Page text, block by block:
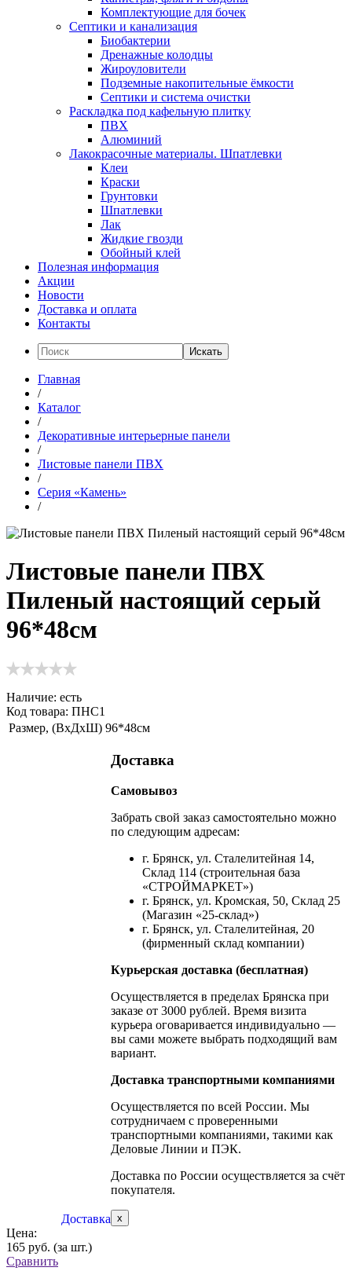
Комплектующие для бочек
Септики и канализация
Биобактерии
Дренажные колодцы
Жироуловители
Подземные накопительные ёмкости
Септики и система очистки
Раскладка под кафельную плитку
ПВХ
Алюминий
Лакокрасочные материалы. Шпатлевки
Клеи
Краски
Грунтовки
Шпатлевки
Лак
Жидкие гвозди
Обойный клей
Полезная информация
Акции
Новости
Доставка и оплата
Контакты
Искать
Главная
/
Каталог
/
Декоративные интерьерные панели
/
Листовые панели ПВХ
/
Серия «Камень»
/
Листовые панели ПВХ
Пиленый настоящий серый
96*48см
Наличие: есть
Код товара: ПНС1
Размер, (ВхДхШ) 96*48см
Доставка
Доставка
Самовывоз
Забрать свой заказ самостоятельно можно
по следующим адресам:
г. Брянск, ул. Сталелитейная 14,
Склад 114 (строительная база
«СТРОЙМАРКЕТ»)
г. Брянск, ул. Кромская, 50, Склад 25
(Магазин «25-склад»)
г. Брянск, ул. Сталелитейная, 20
(фирменный склад компании)
Курьерская доставка (бесплатная)
Осуществляется в пределах Брянска при
заказе от 3000 рублей. Время визита
курьера оговаривается индивидуально —
вы сами можете выбрать подходящий вам
вариант.
Доставка транспортными компаниями
Осуществляется по всей России. Мы
сотрудничаем с проверенными
транспортными компаниями, такими как
Деловые Линии и ПЭК.
Доставка по России осуществляется за счёт
покупателя.
x
Цена:
165 руб. (за шт.)
Сравнить